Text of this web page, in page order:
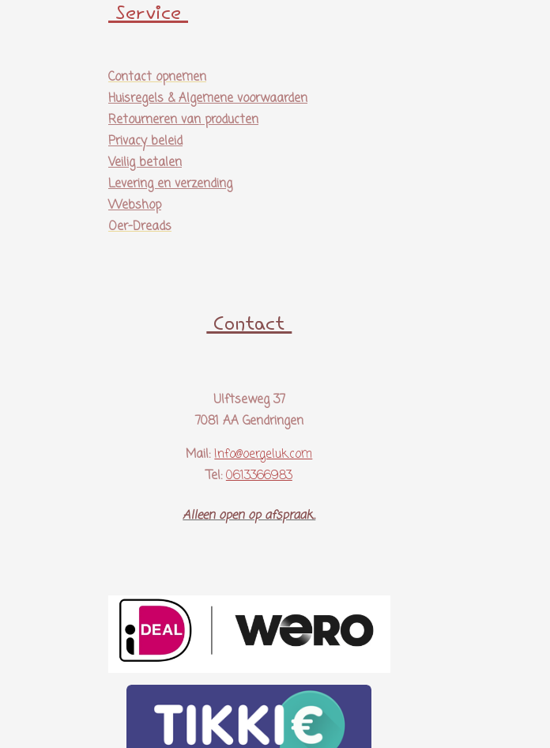
Service
Contact opnemen
Huisregels & Algemene voorwaarden
Retourneren van producten
Privacy beleid
Veilig betalen
Levering en verzending
Webshop
Oer-Dreads
Contact
Ulftseweg 37
7081 AA Gendringen
Mail: Info@oergeluk.com
Tel: 0613366983
Alleen open op afspraak..